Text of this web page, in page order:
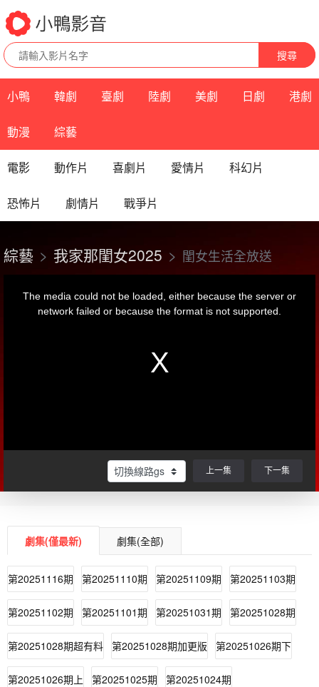
搜尋
小鴨 韓劇 臺劇 陸劇 美劇 日劇 港劇
動漫 綜藝
電影 動作片 喜劇片 愛情片 科幻片
恐怖片 劇情片 戰爭片
綜藝 我家那閨女2025 閨女生活全放送
上一集 下一集
劇集(僅最新) 劇集(全部)
第20251116期 第20251110期 第20251109期 第20251103期
第20251102期 第20251101期 第20251031期 第20251028期
第20251028期超有料 第20251028期加更版 第20251026期下
第20251026期上 第20251025期 第20251024期